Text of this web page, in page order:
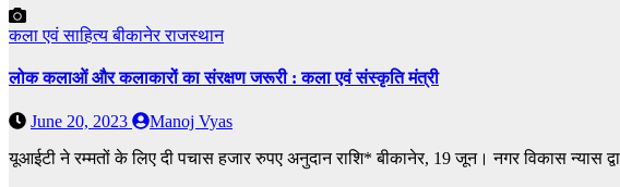
कला एवं साहित्यबीकानेरराजस्थान
लोक कलाओं और कलाकारों का संरक्षण जरूरी : कला एवं संस्कृति मंत्री
June 20, 2023
Manoj Vyas
यूआईटी ने रम्मतों के लिए दी पचास हजार रुपए अनुदान राशि* बीकानेर, 19 जून। नगर विकास न्यास